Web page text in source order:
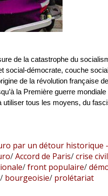
de la catastrophe du
social-démocrate, couche
de la révolution française
la Première guerre
utiliser tous les moyens, du
par un détour
/Accord de Paris/crise
/front populaire/
/bourgeoisie/prolétariat